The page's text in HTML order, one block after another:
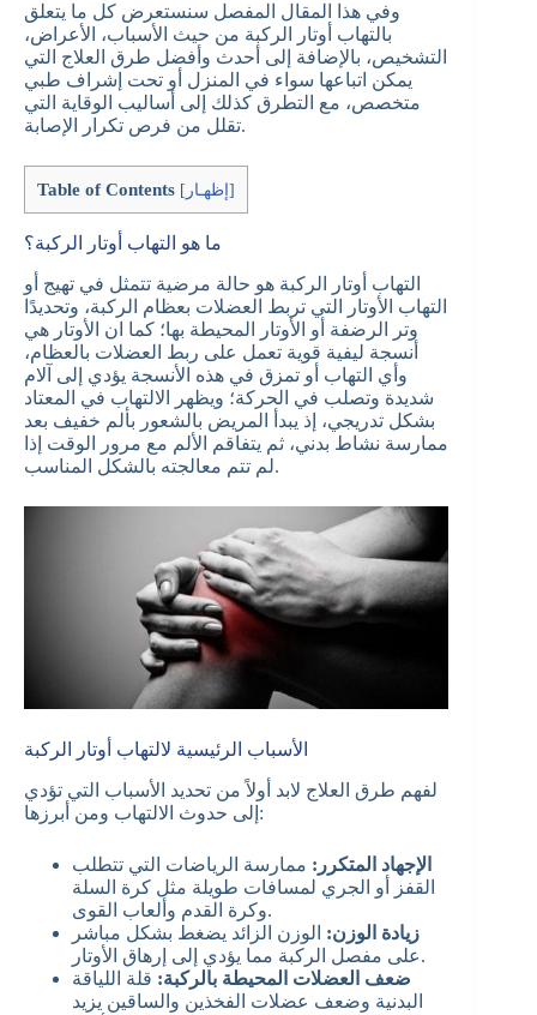
وفي هذا المقال المفصل سنستعرض كل ما يتعلق
بالتهاب أوتار الركبة من حيث الأسباب، الأعراض،
التشخيص، بالإضافة إلى أحدث وأفضل طرق العلاج التي
يمكن اتباعها سواء في المنزل أو تحت إشراف طبي
متخصص، مع التطرق كذلك إلى أساليب الوقاية التي
تقلل من فرص تكرار الإصابة.
Table of Contents [ إظهـار ]
ما هو التهاب أوتار الركبة؟
التهاب أوتار الركبة هو حالة مرضية تتمثل في تهيج أو
التهاب الأوتار التي تربط العضلات بعظام الركبة، وتحديدًا
وتر الرضفة أو الأوتار المحيطة بها؛ كما ان الأوتار هي
أنسجة ليفية قوية تعمل على ربط العضلات بالعظام،
وأي التهاب أو تمزق في هذه الأنسجة يؤدي إلى آلام
شديدة وتصلب في الحركة؛ ويظهر الالتهاب في المعتاد
بشكل تدريجي، إذ يبدأ المريض بالشعور بألم خفيف بعد
ممارسة نشاط بدني، ثم يتفاقم الألم مع مرور الوقت إذا
لم تتم معالجته بالشكل المناسب.
الأسباب الرئيسية لالتهاب أوتار الركبة
لفهم طرق العلاج لابد أولاً من تحديد الأسباب التي تؤدي
إلى حدوث الالتهاب ومن أبرزها:
الإجهاد المتكرر: ممارسة الرياضات التي تتطلب
القفز أو الجري لمسافات طويلة مثل كرة السلة
وكرة القدم وألعاب القوى.
زيادة الوزن: الوزن الزائد يضغط بشكل مباشر
على مفصل الركبة مما يؤدي إلى إرهاق الأوتار.
ضعف العضلات المحيطة بالركبة: قلة اللياقة
البدنية وضعف عضلات الفخذين والساقين يزيد